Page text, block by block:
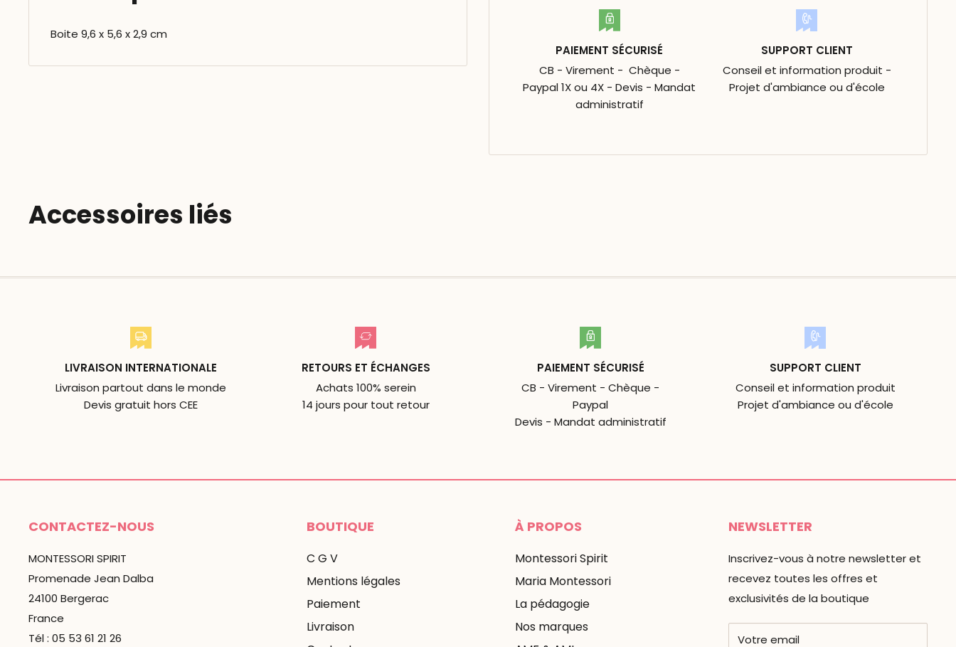
PAIEMENT SÉCURISÉ
CB - Virement - Chèque -
Paypal 1X ou 4X - Devis - Mandat
administratif
SUPPORT CLIENT
Conseil et information produit -
Projet d'ambiance ou d'école
Boite 9,6 x 5,6 x 2,9 cm
Accessoires liés
LIVRAISON INTERNATIONALE
Livraison partout dans le monde
Devis gratuit hors CEE
RETOURS ET ÉCHANGES
Achats 100% serein
14 jours pour tout retour
PAIEMENT SÉCURISÉ
CB - Virement - Chèque -
Paypal
Devis - Mandat administratif
SUPPORT CLIENT
Conseil et information produit
Projet d'ambiance ou d'école
CONTACTEZ-NOUS
MONTESSORI SPIRIT
Promenade Jean Dalba
24100 Bergerac
France
Tél : 05 53 61 21 26
BOUTIQUE
C G V
Mentions légales
Paiement
Livraison
À PROPOS
Montessori Spirit
Maria Montessori
La pédagogie
Nos marques
NEWSLETTER
Inscrivez-vous à notre newsletter et
recevez toutes les offres et
exclusivités de la boutique
Votre email